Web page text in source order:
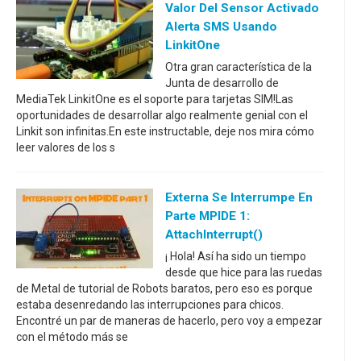
Valor Del Sensor Activado
Alerta SMS Usando
LinkitOne
Otra gran característica de la
Junta de desarrollo de
MediaTek LinkitOne es el soporte para tarjetas SIM!Las
oportunidades de desarrollar algo realmente genial con el
Linkit son infinitas.En este instructable, deje nos mira cómo
leer valores de los s
Externa Se Interrumpe En
Parte MPIDE 1:
AttachInterrupt()
¡ Hola! Así ha sido un tiempo
desde que hice para las ruedas
de Metal de tutorial de Robots baratos, pero eso es porque
estaba desenredando las interrupciones para chicos.
Encontré un par de maneras de hacerlo, pero voy a empezar
con el método más se